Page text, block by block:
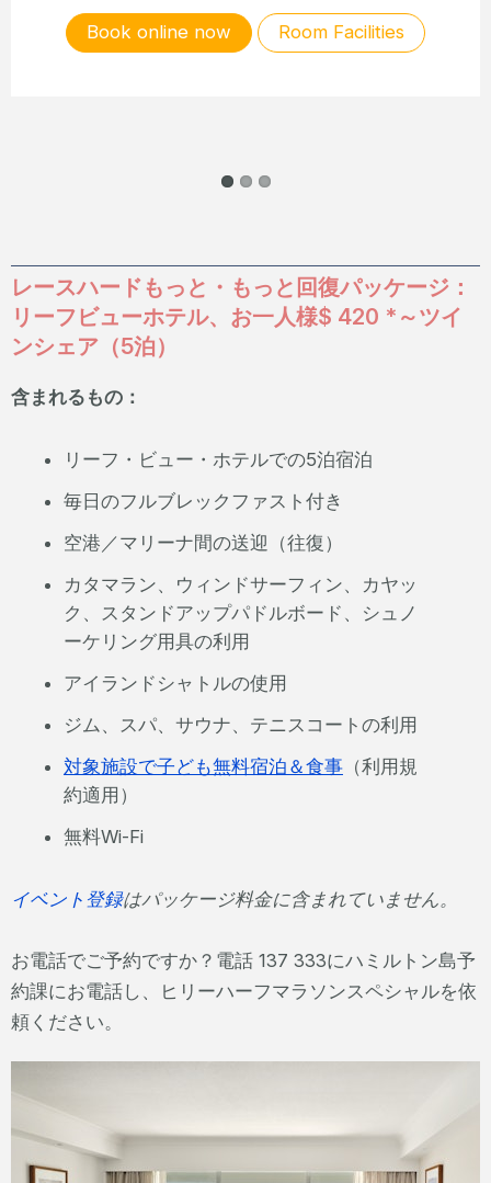
Book online now Room Facilities
レースハードもっと・もっと回復パッケージ：
リーフビューホテル、お一人様$ 420 *～ツイ
ンシェア（5泊）
含まれるもの：
リーフ・ビュー・ホテルでの5泊宿泊
毎日のフルブレックファスト付き
空港／マリーナ間の送迎（往復）
カタマラン、ウィンドサーフィン、カヤッ
ク、スタンドアップパドルボード、シュノ
ーケリング用具の利用
アイランドシャトルの使用
ジム、スパ、サウナ、テニスコートの利用
対象施設で子ども無料宿泊＆食事（利用規
約適用）
無料Wi-Fi
イベント登録はパッケージ料金に含まれていません。
お電話でご予約ですか？電話 137 333にハミルトン島予
約課にお電話し、ヒリーハーフマラソンスペシャルを依
頼ください。